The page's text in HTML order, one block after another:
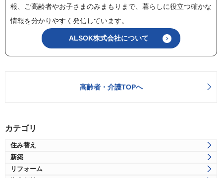
報、ご高齢者やお子さまのみまもりまで、暮らしに役立つ確かな
情報を分かりやすく発信しています。
ALSOK株式会社について
高齢者・介護TOPへ
カテゴリ
住み替え
新築
リフォーム